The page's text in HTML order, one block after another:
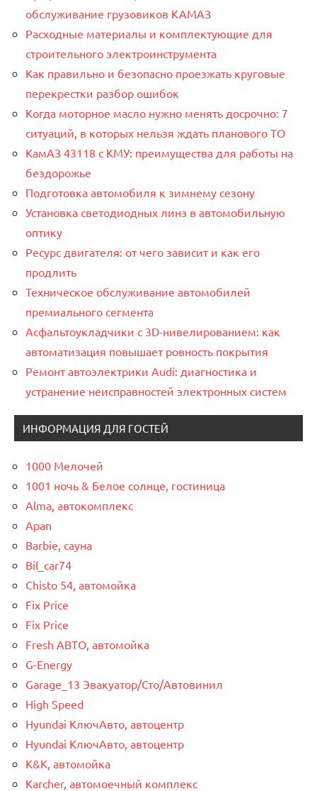
обслуживание грузовиков КАМАЗ
Расходные материалы и комплектующие для
строительного электроинструмента
Как правильно и безопасно проезжать круговые
перекрестки разбор ошибок
Когда моторное масло нужно менять досрочно: 7
ситуаций, в которых нельзя ждать планового ТО
КамАЗ 43118 с КМУ: преимущества для работы на
бездорожье
Подготовка автомобиля к зимнему сезону
Установка светодиодных линз в автомобильную
оптику
Ресурс двигателя: от чего зависит и как его
продлить
Техническое обслуживание автомобилей
премиального сегмента
Асфальтоукладчики с 3D-нивелированием: как
автоматизация повышает ровность покрытия
Ремонт автоэлектрики Audi: диагностика и
устранение неисправностей электронных систем
ИНФОРМАЦИЯ ДЛЯ ГОСТЕЙ
1000 Мелочей
1001 ночь & Белое солнце, гостиница
Alma, автокомплекс
Apan
Barbie, сауна
Bil_car74
Chisto 54, автомойка
Fix Price
Fix Price
Fresh АВТО, автомойка
G-Energy
Garage_13 Эвакуатор/Сто/Автовинил
High Speed
Hyundai КлючАвто, автоцентр
Hyundai КлючАвто, автоцентр
K&K, автомойка
Karcher, автомоечный комплекс